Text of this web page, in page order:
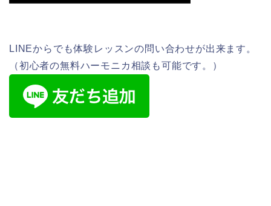
LINEからでも体験レッスンの問い合わせが出来ます。
（初心者の無料ハーモニカ相談も可能です。）